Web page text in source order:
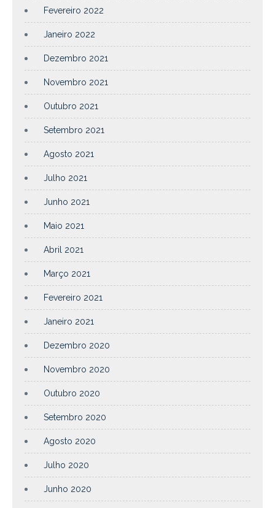
Fevereiro 2022
Janeiro 2022
Dezembro 2021
Novembro 2021
Outubro 2021
Setembro 2021
Agosto 2021
Julho 2021
Junho 2021
Maio 2021
Abril 2021
Março 2021
Fevereiro 2021
Janeiro 2021
Dezembro 2020
Novembro 2020
Outubro 2020
Setembro 2020
Agosto 2020
Julho 2020
Junho 2020